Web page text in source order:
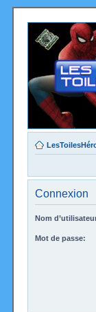
Connexion
Nom
Mot de passe: